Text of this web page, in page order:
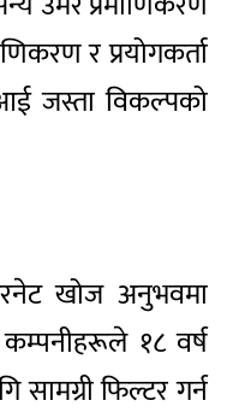
र प्रयोगकर्ता
जस्ता विकल्पको
खोज अनुभवमा
१८ वर्ष
फिल्टर गर्न